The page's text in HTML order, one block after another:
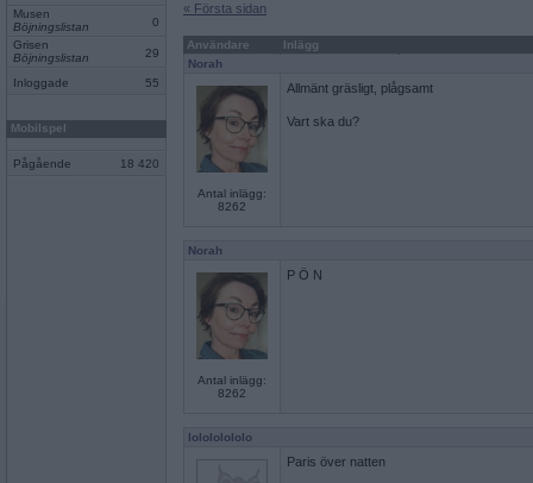
Musen
Böjningslistan
0
Grisen
Böjningslistan
29
Inloggade 55
Mobilspel
Pågående 18 420
« Första sidan
Användare
Inlägg
Norah
Antal inlägg:
8262
Allmänt gräsligt, plågsamt
Vart ska du?
Norah
Antal inlägg:
8262
P Ö N
lolololololo
Paris över natten